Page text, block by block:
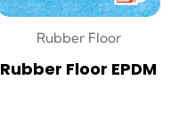
Rubber Floor
Rubber Floor EPDM